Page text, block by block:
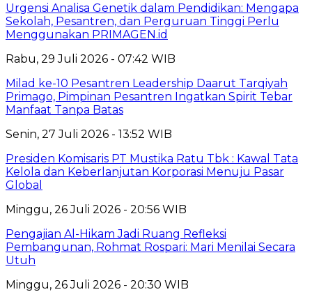
Urgensi Analisa Genetik dalam Pendidikan: Mengapa
Sekolah, Pesantren, dan Perguruan Tinggi Perlu
Menggunakan PRIMAGEN.id
Rabu, 29 Juli 2026 - 07:42 WIB
Milad ke-10 Pesantren Leadership Daarut Tarqiyah
Primago, Pimpinan Pesantren Ingatkan Spirit Tebar
Manfaat Tanpa Batas
Senin, 27 Juli 2026 - 13:52 WIB
Presiden Komisaris PT Mustika Ratu Tbk : Kawal Tata
Kelola dan Keberlanjutan Korporasi Menuju Pasar
Global
Minggu, 26 Juli 2026 - 20:56 WIB
Pengajian Al-Hikam Jadi Ruang Refleksi
Pembangunan, Rohmat Rospari: Mari Menilai Secara
Utuh
Minggu, 26 Juli 2026 - 20:30 WIB